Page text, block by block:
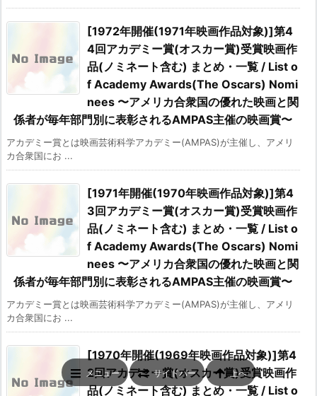
[1972年開催(1971年映画作品対象)]第4
4回アカデミー賞(オスカー賞)受賞映画作
品(ノミネート含む) まとめ・一覧 / List o
f Academy Awards(The Oscars) Nomi
nees 〜アメリカ合衆国の優れた映画と関
係者が毎年部門別に表彰されるAMPAS主催の映画賞〜
アカデミー賞とは映画芸術科学アカデミー(AMPAS)が主催し、アメリ
カ合衆国にお ...
[1971年開催(1970年映画作品対象)]第4
3回アカデミー賞(オスカー賞)受賞映画作
品(ノミネート含む) まとめ・一覧 / List o
f Academy Awards(The Oscars) Nomi
nees 〜アメリカ合衆国の優れた映画と関
係者が毎年部門別に表彰されるAMPAS主催の映画賞〜
アカデミー賞とは映画芸術科学アカデミー(AMPAS)が主催し、アメリ
カ合衆国にお ...
[1970年開催(1969年映画作品対象)]第4
2回アカデミー賞(オスカー賞)受賞映画作
品(ノミネート含む) まとめ・一覧 / List o
メニュー サイドバー 上へ